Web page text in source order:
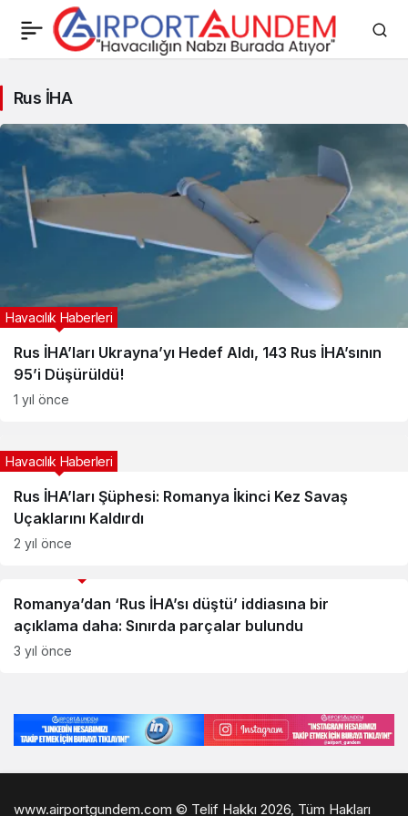
İHA
Haberleri
Rus İHA
Rus İHA’ları Ukrayna’yı Hedef Aldı, 143 Rus İHA’sının
95’i Düşürüldü!
Havacılık Haberleri
1 yıl önce
Rus İHA’ları Şüphesi: Romanya İkinci Kez Savaş
Uçaklarını Kaldırdı
Havacılık Haberleri
2 yıl önce
Romanya’dan ‘Rus İHA’sı düştü’ iddiasına bir
açıklama daha: Sınırda parçalar bulundu
3 yıl önce
www.airportgundem.com © Telif Hakkı 2026, Tüm Hakları